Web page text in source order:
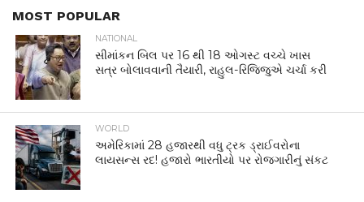
MOST POPULAR
NATIONAL
સીમાંકન બિલ પર 16 થી 18 ઓગસ્ટ વચ્ચે ખાસ
સત્ર બોલાવવાની તૈયારી, રાહુલ-રિજિજુએ ચર્ચા કરી
WORLD
અમેરિકામાં 28 હજારથી વધુ ટ્રક ડ્રાઈવરોના
લાયસન્સ રદ! હજારો ભારતીયો પર રોજગારીનું સંકટ